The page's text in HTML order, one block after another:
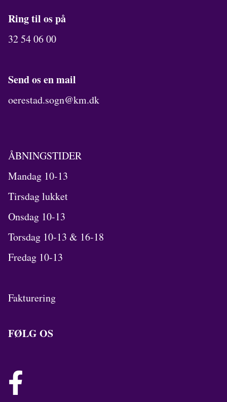
Ring til os på
32 54 06 00
Send os en mail
oerestad.sogn@km.dk
ÅBNINGSTIDER
Mandag 10-13
Tirsdag lukket
Onsdag 10-13
Torsdag 10-13 & 16-18
Fredag 10-13
Fakturering
FØLG OS
